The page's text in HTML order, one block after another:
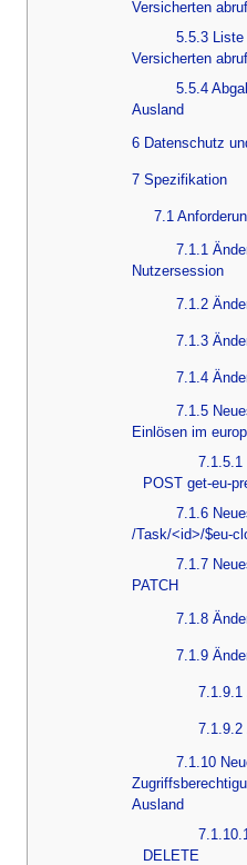
Versicherten
5.5.3 Liste
Versicherten
5.5.4
Ausland
6 Datenschutz
7 Spezifikation
7.1
7.1.1
Nutzersession
7.1.2
7.1.3
7.1.4
7.1.5
Einlösen im
7.1.5.1
POST get-eu-
7.1.6
/Task/<id>/$eu-
7.1.7
PATCH
7.1.8
7.1.9
7.1.9.1
7.1.9.2
7.1.10
Ausland
DELETE